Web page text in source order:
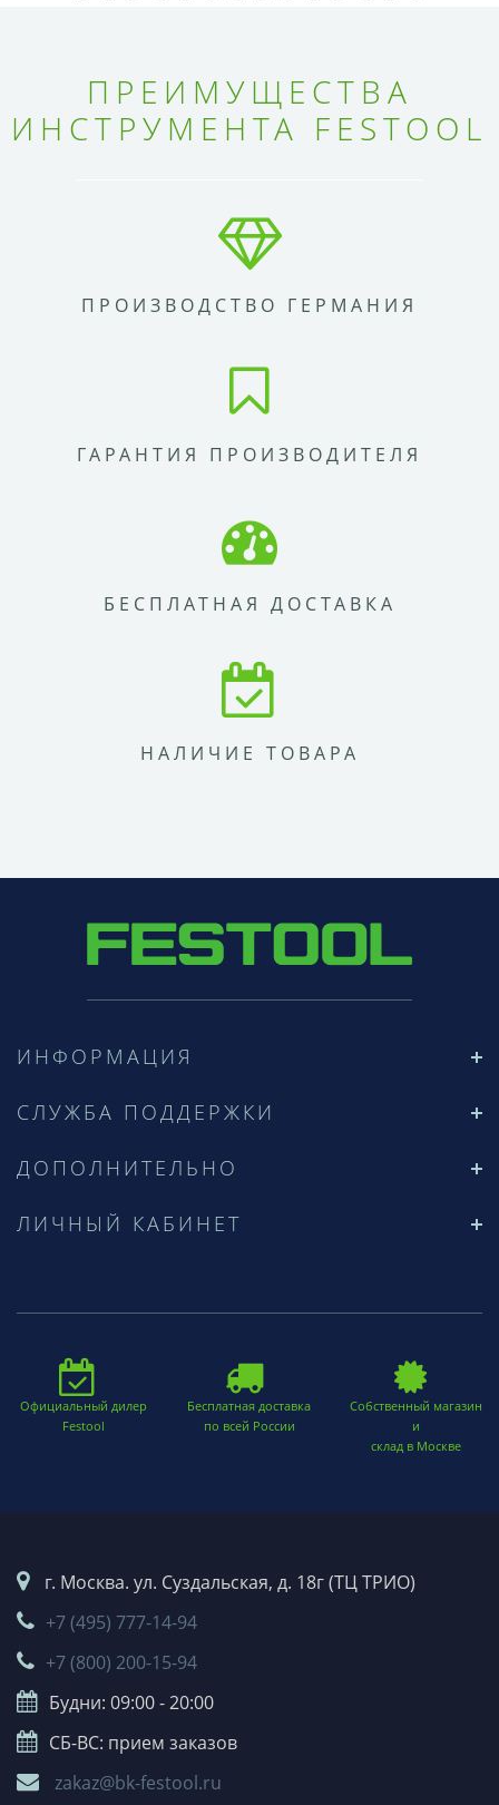
ПРЕИМУЩЕСТВА
ИНСТРУМЕНТА FESTOOL
ПРОИЗВОДСТВО ГЕРМАНИЯ
ГАРАНТИЯ ПРОИЗВОДИТЕЛЯ
БЕСПЛАТНАЯ ДОСТАВКА
НАЛИЧИЕ ТОВАРА
ИНФОРМАЦИЯ
СЛУЖБА ПОДДЕРЖКИ
ДОПОЛНИТЕЛЬНО
ЛИЧНЫЙ КАБИНЕТ
Официальный дилер
Festool
Бесплатная доставка
по всей России
Собственный магазин
и
склад в Москве
г. Москва. ул. Суздальская, д. 18г (ТЦ ТРИО)
+7 (495) 777-14-94
+7 (800) 200-15-94
Будни: 09:00 - 20:00
СБ-ВС: прием заказов
zakaz@bk-festool.ru